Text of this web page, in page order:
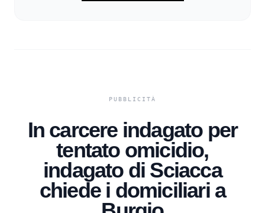
In carcere indagato per
tentato omicidio,
indagato di Sciacca
chiede i domiciliari a